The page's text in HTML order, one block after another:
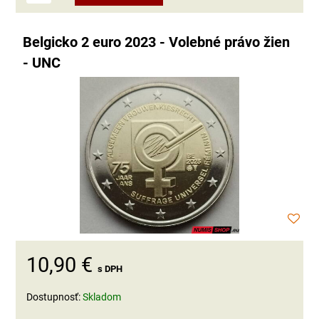
Belgicko 2 euro 2023 - Volebné právo žien
- UNC
10,90 € s DPH
Dostupnosť:Skladom